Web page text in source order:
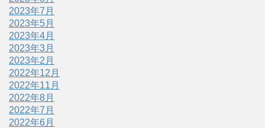
2023年7月
2023年5月
2023年4月
2023年3月
2023年2月
2022年12月
2022年11月
2022年8月
2022年7月
2022年6月